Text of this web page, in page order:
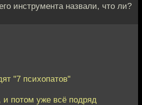
инструмента назвали, что ли?
"7 психопатов"
потом уже всё подряд